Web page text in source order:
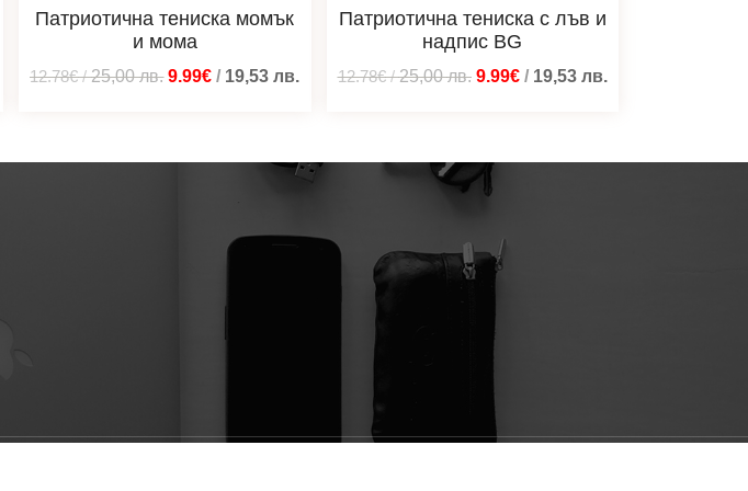
Патриотична тениска момък
и мома
12.78€/25,00лв. 9.99€ / 19,53лв.
Патриотична тениска с лъв и
надпис BG
12.78€/25,00лв. 9.99€/ 19,53 лв.